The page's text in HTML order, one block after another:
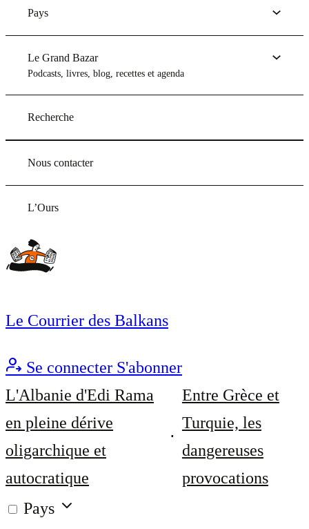
Pays
Le Grand Bazar
Podcasts, livres, blog, recettes et agenda
Recherche
Nous contacter
L’Ours
Le Courrier des Balkans
Se connecter S'abonner
L'Albanie d'Edi Rama
en pleine dérive
oligarchique et
autocratique
Entre Grèce et
Turquie, les
dangereuses
provocations
Pays